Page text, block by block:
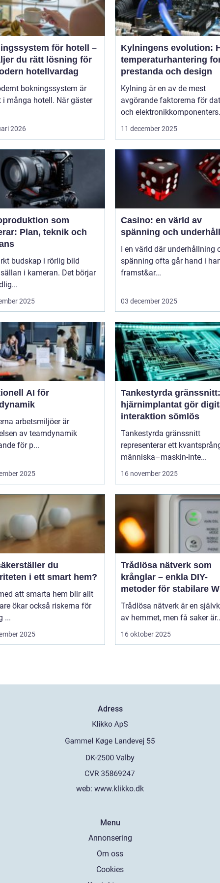
för hotell –
du rätt lösning för
hotellvardag
bokningssystem är
i många hotell. När gäster
2026
Kylningens evolution:
temperaturhantering
prestanda och design
Kylning är en av de mest
avgörande faktorerna för
och
11 december 2025
som
Plan, teknik och
budskap i rörlig bild
i kameran. Det börjar
2025
Casino: en värld av
spänning och
I en värld där underhållning
spänning ofta går hand i
framst&ar...
03 december 2025
AI för
arbetsmiljöer är
av teamdynamik
för p...
2025
Tankestyrda
hjärnimplantat gör
interaktion sömlös
Tankestyrda gränssnitt
representerar ett
människa–maskin-inte...
16 november 2025
du
i ett smart hem?
att smarta hem blir allt
ökar också riskerna för
...
2025
Trådlösa nätverk som
krånglar – enkla DIY-
metoder för stabilare
hela hemmet
Trådlösa nätverk är en
av hemmet, men få saker
16 oktober 2025
Adress
web: www.klikko.dk
Menu
Annonsering
Om oss
Cookies